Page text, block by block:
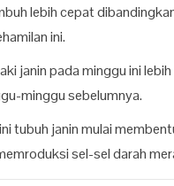
lebih cepat
ini.
janin pada minggu ini
minggu sebelumnya.
tubuh janin mulai
sel-sel darah